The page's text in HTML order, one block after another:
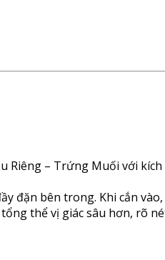
Riêng – Trứng Muối với
đặn bên trong. Khi cắn
thể vị giác sâu hơn, rõ